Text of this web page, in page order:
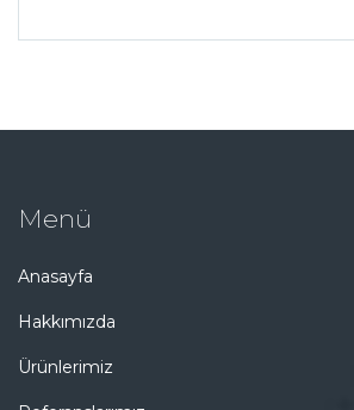
Menü
Anasayfa
Hakkımızda
Ürünlerimiz